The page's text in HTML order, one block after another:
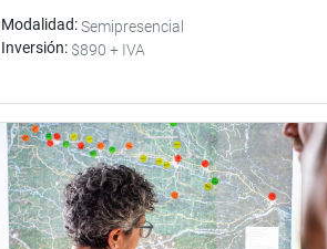
Modalidad Semipresencial
Inversión $890 + IVA